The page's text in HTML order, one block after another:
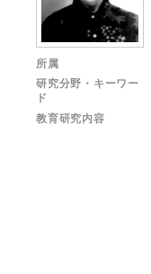
所属
研究分野・キーワー
ド
教育研究内容